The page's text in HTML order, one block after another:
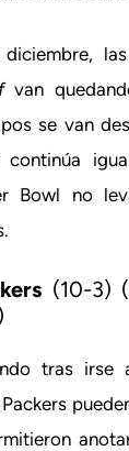
van
se van
Bowl no
(10-3)
tras irse